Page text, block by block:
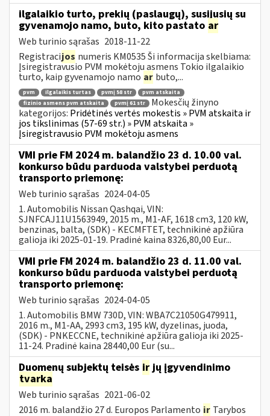
ilgalaikio turto, prekių (paslaugų), susijusių su
gyvenamojo namo, buto, kito pastato ar
Web turinio sąrašas 2018-11-22
Registracijos numeris KM0535 Ši informacija skelbiama:
Įsiregistravusio PVM mokėtoju asmens Tokio ilgalaikio
turto, kaip gyvenamojo namo ar buto,...
pvm ilgalaikis turtas pvmį 58 str
pvm atskaita
fizinio asmens pvm atskaita
pvmį 61 str
Mokesčių žinyno
kategorijos: Pridėtinės vertės mokestis » PVM atskaita ir
jos tikslinimas (57-69 str.) » PVM atskaita »
Įsiregistravusio PVM mokėtoju asmens
VMI prie FM 2024 m. balandžio 23 d. 10.00 val.
konkurso būdu parduoda valstybei perduotą
transporto priemonę:
Web turinio sąrašas 2024-04-05
1. Automobilis Nissan Qashqai, VIN:
SJNFCAJ11U1563949, 2015 m., M1-AF, 1618 cm3, 120 kW,
benzinas, balta, (SDK) - KECMFTET, technikinė apžiūra
galioja iki 2025-01-19. Pradinė kaina 8326,80,00 Eur...
VMI prie FM 2024 m. balandžio 23 d. 11.00 val.
konkurso būdu parduoda valstybei perduotą
transporto priemonę:
Web turinio sąrašas 2024-04-05
1. Automobilis BMW 730D, VIN: WBA7C21050G479911,
2016 m., M1-AA, 2993 cm3, 195 kW, dyzelinas, juoda,
(SDK) - PNKECCNE, technikinė apžiūra galioja iki 2025-
11-24. Pradinė kaina 28440,00 Eur (su...
Duomenų subjektų teisės irjų įgyvendinimo
tvarka
Web turinio sąrašas 2021-06-02
2016 m. balandžio 27 d. Europos Parlamento ir Tarybos